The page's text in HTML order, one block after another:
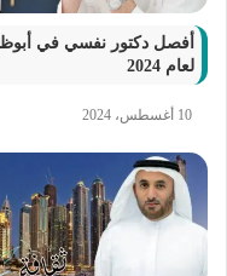
أفصل دكتور نفسي في
لعام 2024
10 أغسطس، 2024